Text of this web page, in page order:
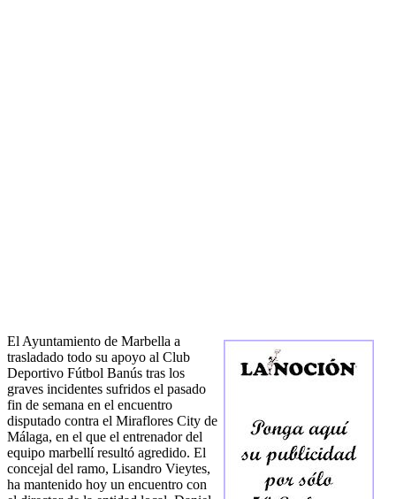
El Ayuntamiento de Marbella a
trasladado todo su apoyo al Club
Deportivo Fútbol Banús tras los
graves incidentes sufridos el pasado
fin de semana en el encuentro
disputado contra el Miraflores City de
Málaga, en el que el entrenador del
equipo marbellí resultó agredido. El
concejal del ramo, Lisandro Vieytes,
ha mantenido hoy un encuentro con